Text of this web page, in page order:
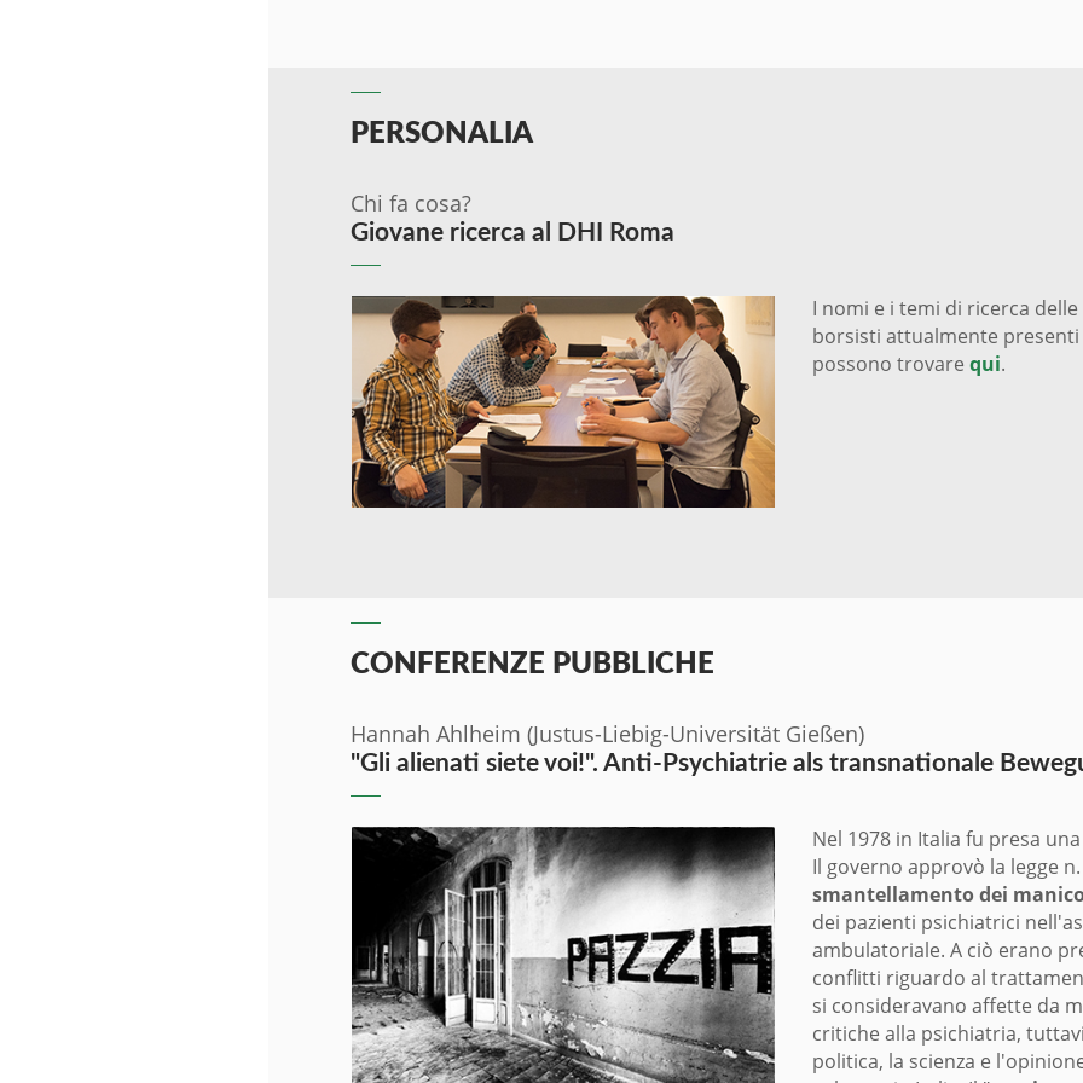
PERSONALIA
Chi fa cosa?
Giovane ricerca al DHI Roma
I nomi e i temi di ricerca
borsisti attualmente
possono trovare qui.
CONFERENZE PUBBLICHE
Hannah Ahlheim (Justus-Liebig-Universität Gießen)
"Gli alienati siete voi!". Anti-Psychiatrie als transnationale
Nel 1978 in Italia fu presa una
Il governo approvò la legge
smantellamento dei
dei pazienti psichiatrici
ambulatoriale. A ciò erano
conflitti riguardo al
si consideravano affette da
critiche alla psichiatria,
politica, la scienza e